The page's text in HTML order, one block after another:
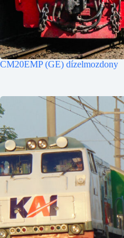
CM20EMP (GE) dízelmozdony